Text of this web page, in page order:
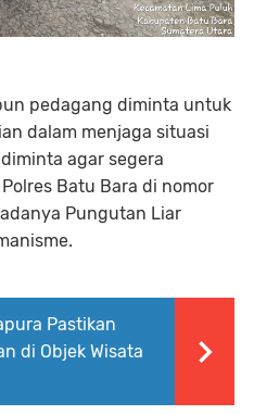
pedagang diminta untuk
dalam menjaga situasi
agar segera
Batu Bara di nomor
Pungutan Liar
Pastikan
di Objek Wisata